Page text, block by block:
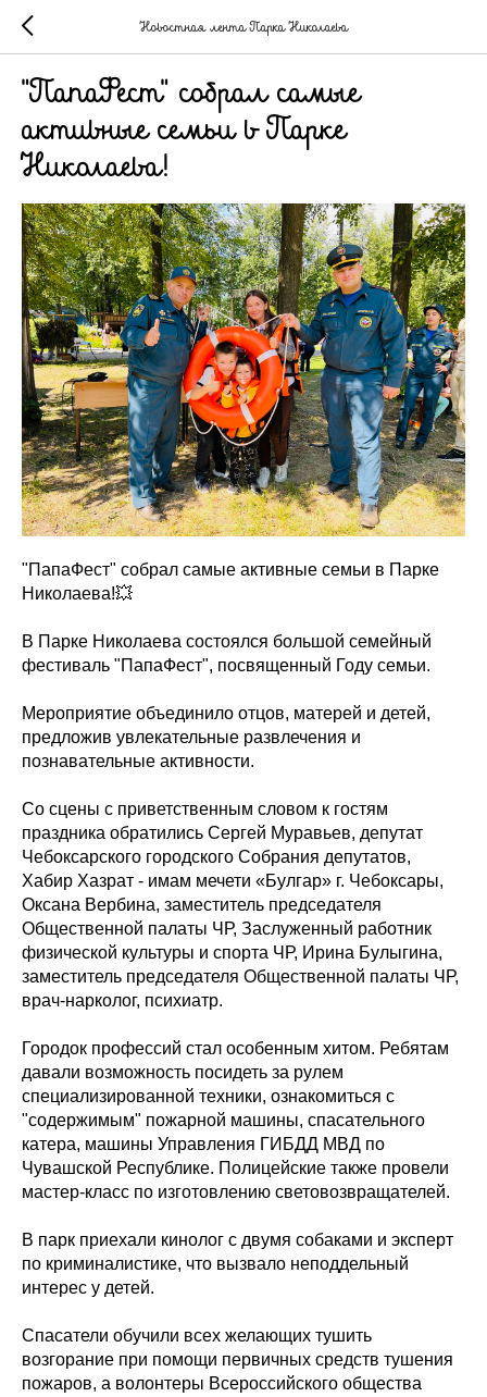
Новостная лента Парка Николаева
"ПапаФест" собрал самые
активные семьи в Парке
Николаева!
"ПапаФест" собрал самые активные семьи в Парке
Николаева!💥
В Парке Николаева состоялся большой семейный
фестиваль "ПапаФест", посвященный Году семьи.
Мероприятие объединило отцов, матерей и детей,
предложив увлекательные развлечения и
познавательные активности.
Со сцены с приветственным словом к гостям
праздника обратились Сергей Муравьев, депутат
Чебоксарского городского Собрания депутатов,
Хабир Хазрат - имам мечети «Булгар» г. Чебоксары,
Оксана Вербина, заместитель председателя
Общественной палаты ЧР, Заслуженный работник
физической культуры и спорта ЧР, Ирина Булыгина,
заместитель председателя Общественной палаты ЧР,
врач-нарколог, психиатр.
Городок профессий стал особенным хитом. Ребятам
давали возможность посидеть за рулем
специализированной техники, ознакомиться с
"содержимым" пожарной машины, спасательного
катера, машины Управления ГИБДД МВД по
Чувашской Республике. Полицейские также провели
мастер-класс по изготовлению световозвращателей.
В парк приехали кинолог с двумя собаками и эксперт
по криминалистике, что вызвало неподдельный
интерес у детей.
Спасатели обучили всех желающих тушить
возгорание при помощи первичных средств тушения
пожаров, а волонтеры Всероссийского общества